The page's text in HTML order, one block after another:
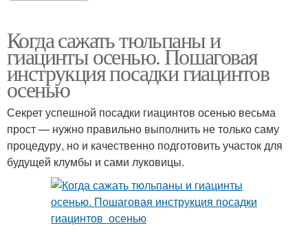
Когда сажать тюльпаны и
гиацинты осенью. Пошаговая
инструкция посадки гиацинтов
осенью
Секрет успешной посадки гиацинтов осенью весьма
прост — нужно правильно выполнить не только саму
процедуру, но и качественно подготовить участок для
будущей клумбы и сами луковицы.